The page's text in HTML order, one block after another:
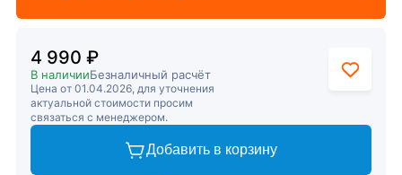
4 990 ₽
В наличииБезналичный расчёт
Цена от 01.04.2026, для уточнения
актуальной стоимости просим
связаться с менеджером.
Добавить в корзину